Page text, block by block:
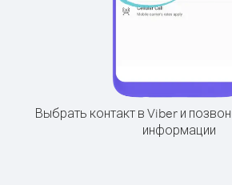
Выбрать контакт в Viber и
информации